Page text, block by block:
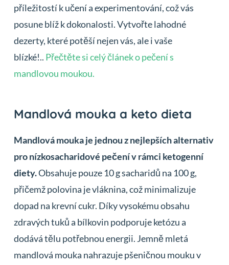
příležitostí k učení a experimentování, což vás
posune blíž k dokonalosti. Vytvořte lahodné
dezerty, které potěší nejen vás, ale i vaše
blízké!.. Přečtěte si celý článek o pečení s
mandlovou moukou.
Mandlová mouka a keto dieta
Mandlová mouka je jednou z nejlepších alternativ
pro nízkosacharidové pečení v rámci ketogenní
diety.Obsahuje pouze 10 g sacharidů na 100 g,
přičemž polovina je vláknina, což minimalizuje
dopad na krevní cukr. Díky vysokému obsahu
zdravých tuků a bílkovin podporuje ketózu a
dodává tělu potřebnou energii. Jemně mletá
mandlová mouka nahrazuje pšeničnou mouku v